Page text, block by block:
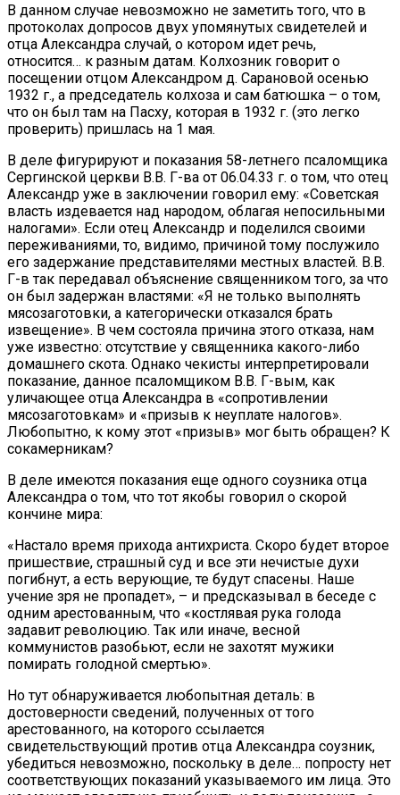
В данном случае невозможно не заметить того, что в
протоколах допросов двух упомянутых свидетелей и
отца Александра случай, о котором идет речь,
относится… к разным датам. Колхозник говорит о
посещении отцом Александром д. Сарановой осенью
1932 г., а председатель колхоза и сам батюшка – о том,
что он был там на Пасху, которая в 1932 г. (это легко
проверить) пришлась на 1 мая.
В деле фигурируют и показания 58-летнего псаломщика
Сергинской церкви В.В. Г-ва от 06.04.33 г. о том, что отец
Александр уже в заключении говорил ему: «Советская
власть издевается над народом, облагая непосильными
налогами». Если отец Александр и поделился своими
переживаниями, то, видимо, причиной тому послужило
его задержание представителями местных властей. В.В.
Г-в так передавал объяснение священником того, за что
он был задержан властями: «Я не только выполнять
мясозаготовки, а категорически отказался брать
извещение». В чем состояла причина этого отказа, нам
уже известно: отсутствие у священника какого-либо
домашнего скота. Однако чекисты интерпретировали
показание, данное псаломщиком В.В. Г-вым, как
уличающее отца Александра в «сопротивлении
мясозаготовкам» и «призыв к неуплате налогов».
Любопытно, к кому этот «призыв» мог быть обращен? К
сокамерникам?
В деле имеются показания еще одного соузника отца
Александра о том, что тот якобы говорил о скорой
кончине мира:
«Настало время прихода антихриста. Скоро будет второе
пришествие, страшный суд и все эти нечистые духи
погибнут, а есть верующие, те будут спасены. Наше
учение зря не пропадет», – и предсказывал в беседе с
одним арестованным, что «костлявая рука голода
задавит революцию. Так или иначе, весной
коммунистов разобьют, если не захотят мужики
помирать голодной смертью».
Но тут обнаруживается любопытная деталь: в
достоверности сведений, полученных от того
арестованного, на которого ссылается
свидетельствующий против отца Александра соузник,
убедиться невозможно, поскольку в деле… попросту нет
соответствующих показаний указываемого им лица. Это